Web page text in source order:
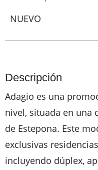
NUEVO
Descripción
Adagio es una
nivel, situada en una
de Estepona. Este
exclusivas
incluyendo dúplex,